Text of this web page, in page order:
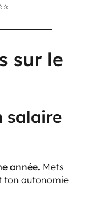
sur le
salaire
année. Mets
ton autonomie